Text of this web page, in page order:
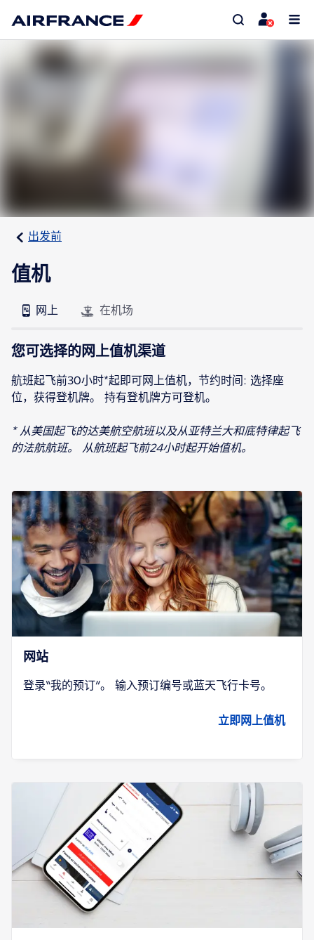
出发前
值机
网上 在机场
您可选择的网上值机渠道
航班起飞前30小时*起即可网上值机，节约时间: 选择座
位，获得登机牌。 持有登机牌方可登机。
* 从美国起飞的达美航空航班以及从亚特兰大和底特律起飞
的法航航班。 从航班起飞前24小时起开始值机。
网站
登录“我的预订”。 输入预订编号或蓝天飞行卡号。
立即网上值机